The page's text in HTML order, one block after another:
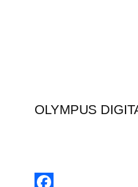
OLYMPUS